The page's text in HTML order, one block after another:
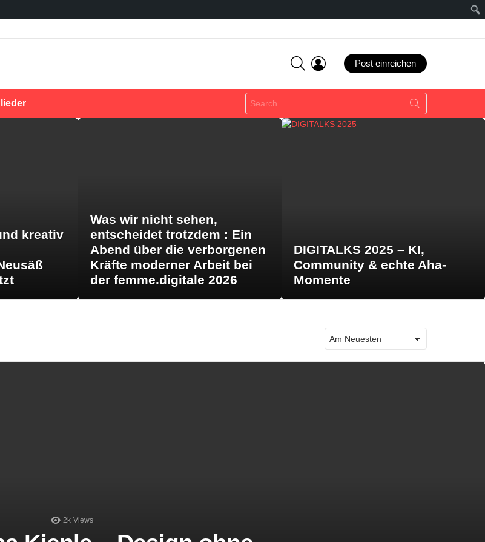
SEARCHLOGIN
Post einreichen
Search
for:
kreativ
Was wir nicht sehen,
entscheidet trotzdem : Ein
Abend über die verborgenen
Kräfte moderner Arbeit bei
der femme.digitale 2026
DIGITALKS 2025 – KI,
Community & echte Aha-
Momente
2k Views